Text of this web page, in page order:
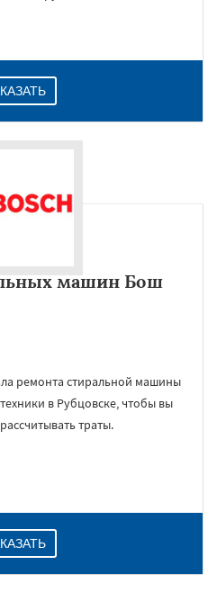
машин Бош
ремонта стиральной машины
в Рубцовске, чтобы вы
траты.